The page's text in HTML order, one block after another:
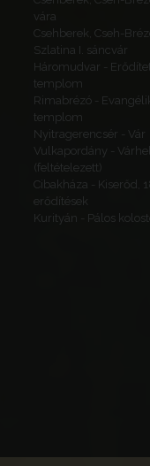
vára
Csehberek, Cseh-
Szlatina I. sáncvár
Háromudvar -
templom
Rimabrézó -
templom
Nyitragerencsér - Vár
Vulkapordány -
(feltételezett)
Cibakháza - Kiserőd,
erődítések
Kurityán - Pálos